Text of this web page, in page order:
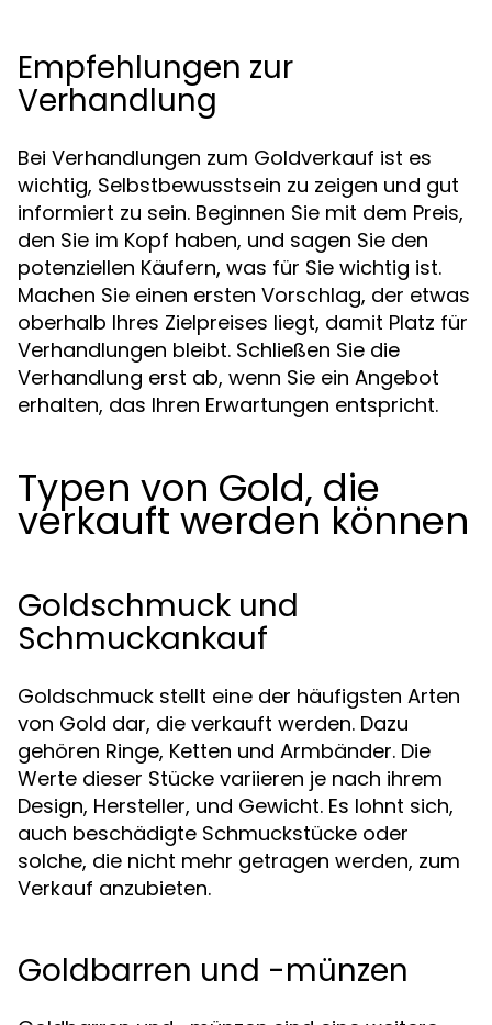
Empfehlungen zur
Verhandlung
Bei Verhandlungen zum Goldverkauf ist es
wichtig, Selbstbewusstsein zu zeigen und gut
informiert zu sein. Beginnen Sie mit dem Preis,
den Sie im Kopf haben, und sagen Sie den
potenziellen Käufern, was für Sie wichtig ist.
Machen Sie einen ersten Vorschlag, der etwas
oberhalb Ihres Zielpreises liegt, damit Platz für
Verhandlungen bleibt. Schließen Sie die
Verhandlung erst ab, wenn Sie ein Angebot
erhalten, das Ihren Erwartungen entspricht.
Typen von Gold, die
verkauft werden können
Goldschmuck und
Schmuckankauf
Goldschmuck stellt eine der häufigsten Arten
von Gold dar, die verkauft werden. Dazu
gehören Ringe, Ketten und Armbänder. Die
Werte dieser Stücke variieren je nach ihrem
Design, Hersteller, und Gewicht. Es lohnt sich,
auch beschädigte Schmuckstücke oder
solche, die nicht mehr getragen werden, zum
Verkauf anzubieten.
Goldbarren und -münzen